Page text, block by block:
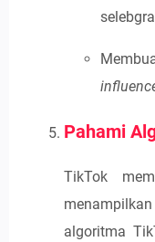
Pahami
TikTok
algoritma